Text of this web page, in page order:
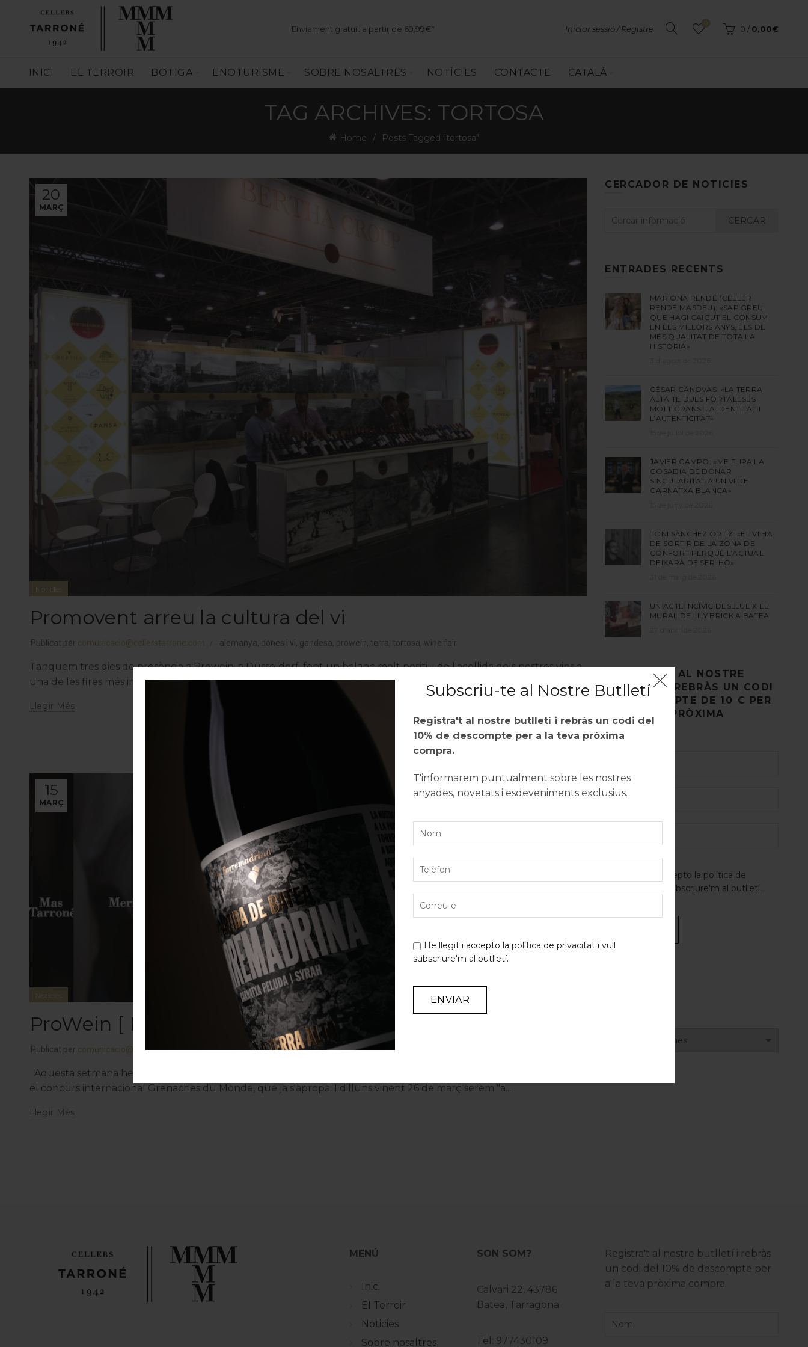
Subscriu-te al Nostre Butlletí
Registra't al nostre butlletí i rebràs un codi del
10% de descompte per a la teva pròxima
compra.
T'informarem puntualment sobre les nostres
anyades, novetats i esdeveniments exclusius.
He llegit i accepto la política de privacitat i vull
subscriure'm al butlletí.
Enviament gratuït a partir de 69,99€* Iniciar sessió / Registre 0 / 0,00€
INICI EL TERROIR BOTIGA ENOTURISME SOBRE NOSALTRES NOTÍCIES CONTACTE CATALÀ
TAG ARCHIVES: TORTOSA
Home Posts Tagged "tortosa"
20
MARÇ
Notícies
Promovent arreu la cultura del vi
Publicat per comunicacio@cellerstarrone.com alemanya, dones i vi, gandesa, prowein, terra, tortosa, wine fair
Tanquem tres dies de presència a Prowein, a Düsseldorf, fent un balanç molt positiu de l'acollida dels nostres vins a
una de les fires més importants del món del vi. Cellers Tarroné hi ha estat...
Llegir Més
15
MARÇ
Notícies
ProWein [ Hall10 H151 ]
Publicat per comunicacio@cellerstarrone.com alemanya,cellers tarroné,DO Terra Alta,girona
Aquesta setmana hem estat a Girona presentant els nostres vins als professionals del nord del país, coincidint amb
el concurs internacional Grenaches du Monde, que ja s'apropa. I dilluns vinent 26 de març serem "a...
Llegir Més
CERCADOR DE NOTICIES
CERCAR
ENTRADES RECENTS
MARIONA RENDÉ (CELLER
RENDÉ MASDEU): «SAP GREU
QUE HAGI CAIGUT EL CONSUM
EN ELS MILLORS ANYS, ELS DE
MÉS QUALITAT DE TOTA LA
HISTÒRIA»
CÉSAR CÁNOVAS: «LA TERRA
ALTA TÉ DUES FORTALESES
MOLT GRANS: LA IDENTITAT I
L’AUTENTICITAT»
JAVIER CAMPO: «ME FLIPA LA
GOSADIA DE DONAR
SINGULARITAT A UN VI DE
GARNATXA BLANCA»
TONI SÀNCHEZ ORTIZ: «EL VI HA
DE SORTIR DE LA ZONA DE
CONFORT PERQUÈ L’ACTUAL
DEIXARÀ DE SER-HO»
UN ACTE INCÍVIC DESLLUEIX EL
MURAL DE LILY BRICK A BATEA
REGISTRA’T AL NOSTRE
BUTLLETÍ I REBRÀS UN CODI
DE DESCOMPTE DE 10 € PER
A LA TEVA PRÒXIMA
COMPRA.
He llegit i accepto la política de
i vull subscriure'm al butlletí.
MENÚ
Inici
El Terroir
Noticies
Sobre nosaltres
SON SOM?
Calvari 22, 43786
Batea, Tarragona
Tel: 977430109
Registra't al nostre butlletí i rebràs
un codi del 10% de descompte per
a la teva pròxima compra.